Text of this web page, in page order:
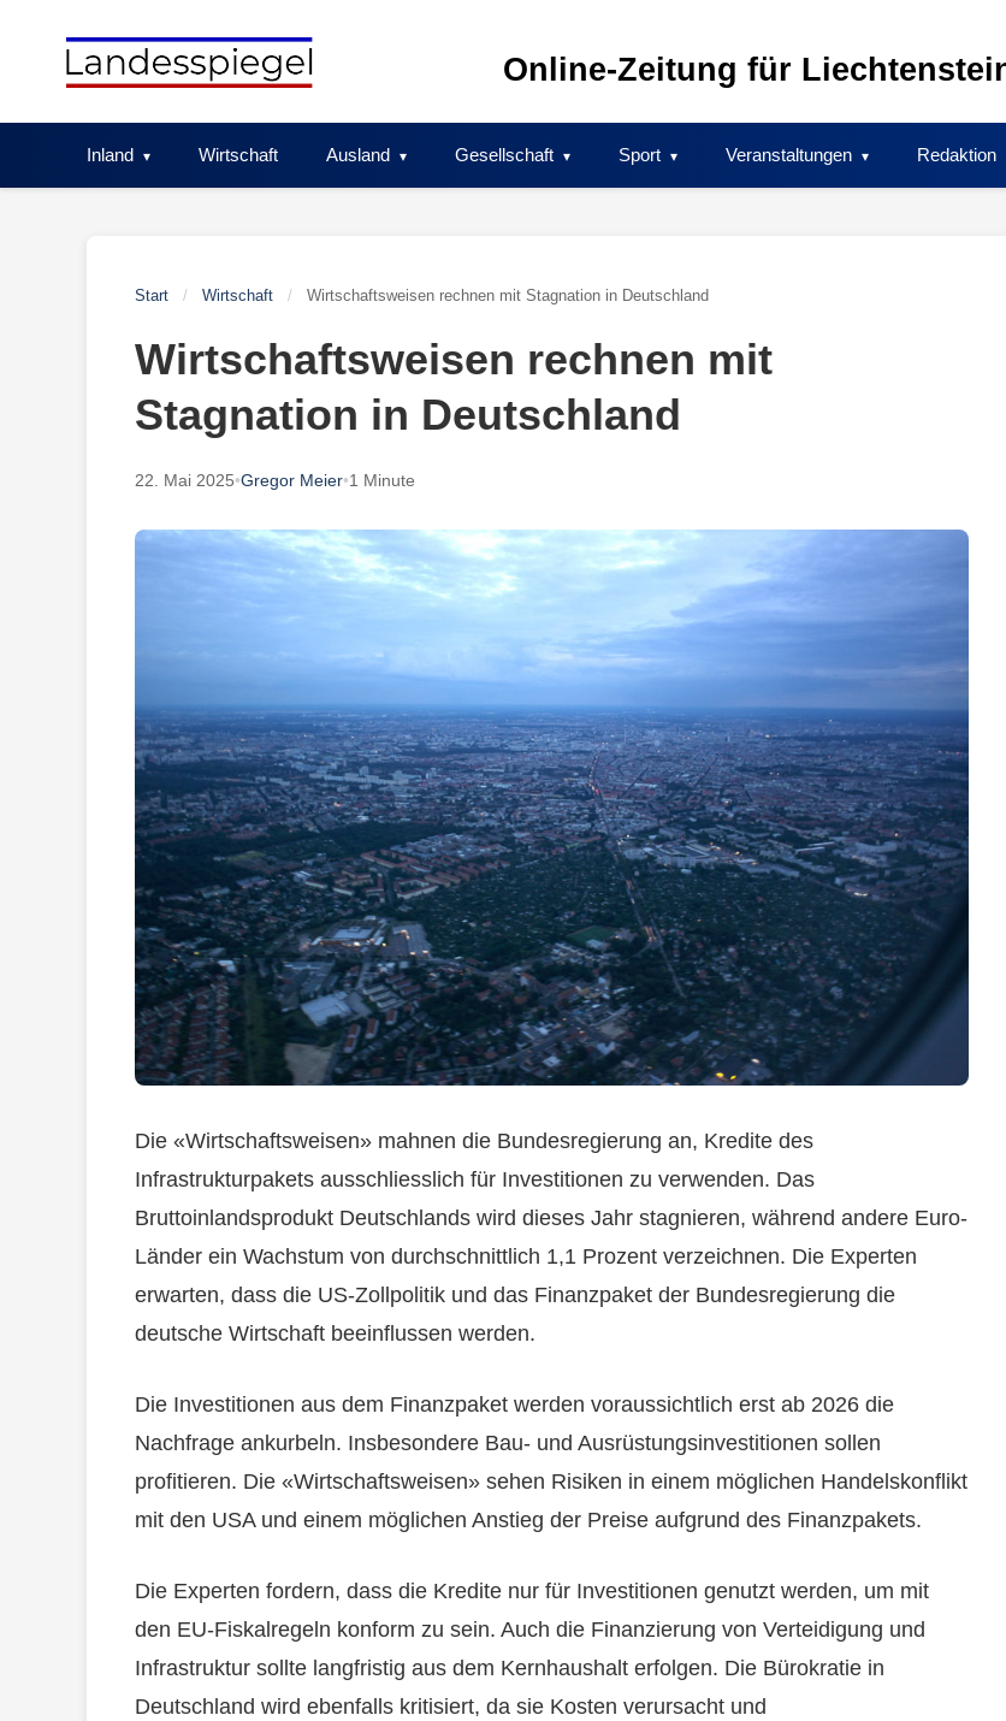
Online-Zeitung für
Inland Wirtschaft Ausland Gesellschaft Sport Veranstaltungen Redaktion
Start / Wirtschaft / Wirtschaftsweisen rechnen mit Stagnation in Deutschland
Wirtschaftsweisen rechnen mit
Stagnation in Deutschland
22. Mai 2025•Gregor Meier•1 Minute
Die «Wirtschaftsweisen» mahnen die Bundesregierung an, Kredite des
Infrastrukturpakets ausschliesslich für Investitionen zu verwenden. Das
Bruttoinlandsprodukt Deutschlands wird dieses Jahr stagnieren, während andere Euro-
Länder ein Wachstum von durchschnittlich 1,1 Prozent verzeichnen. Die Experten
erwarten, dass die US-Zollpolitik und das Finanzpaket der Bundesregierung die
deutsche Wirtschaft beeinflussen werden.
Die Investitionen aus dem Finanzpaket werden voraussichtlich erst ab 2026 die
Nachfrage ankurbeln. Insbesondere Bau- und Ausrüstungsinvestitionen sollen
profitieren. Die «Wirtschaftsweisen» sehen Risiken in einem möglichen Handelskonflikt
mit den USA und einem möglichen Anstieg der Preise aufgrund des Finanzpakets.
Die Experten fordern, dass die Kredite nur für Investitionen genutzt werden, um mit
den EU-Fiskalregeln konform zu sein. Auch die Finanzierung von Verteidigung und
Infrastruktur sollte langfristig aus dem Kernhaushalt erfolgen. Die Bürokratie in
Deutschland wird ebenfalls kritisiert, da sie Kosten verursacht und